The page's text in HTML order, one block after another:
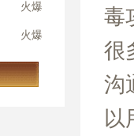
火爆
火爆
毒
很
沟
以